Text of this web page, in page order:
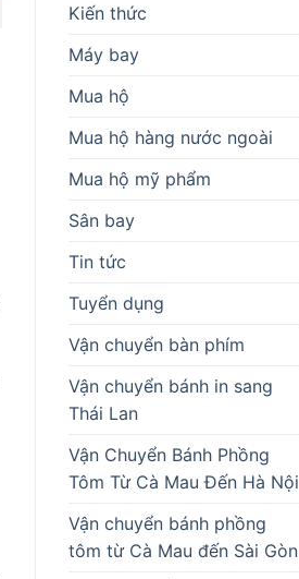
Kiến thức
Máy bay
Mua hộ
Mua hộ hàng nước ngoài
Mua hộ mỹ phẩm
Sân bay
Tin tức
Tuyển dụng
Vận chuyển bàn phím
Vận chuyển bánh in sang
Thái Lan
Vận Chuyển Bánh Phồng
Tôm Từ Cà Mau Đến Hà Nội
Vận chuyển bánh phồng
tôm từ Cà Mau đến Sài Gòn